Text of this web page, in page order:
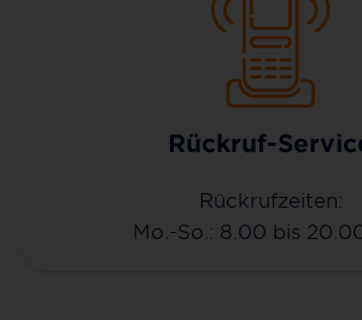
Rückruf-
Rückrufzeiten:
Mo.-So.: 8.00 bis